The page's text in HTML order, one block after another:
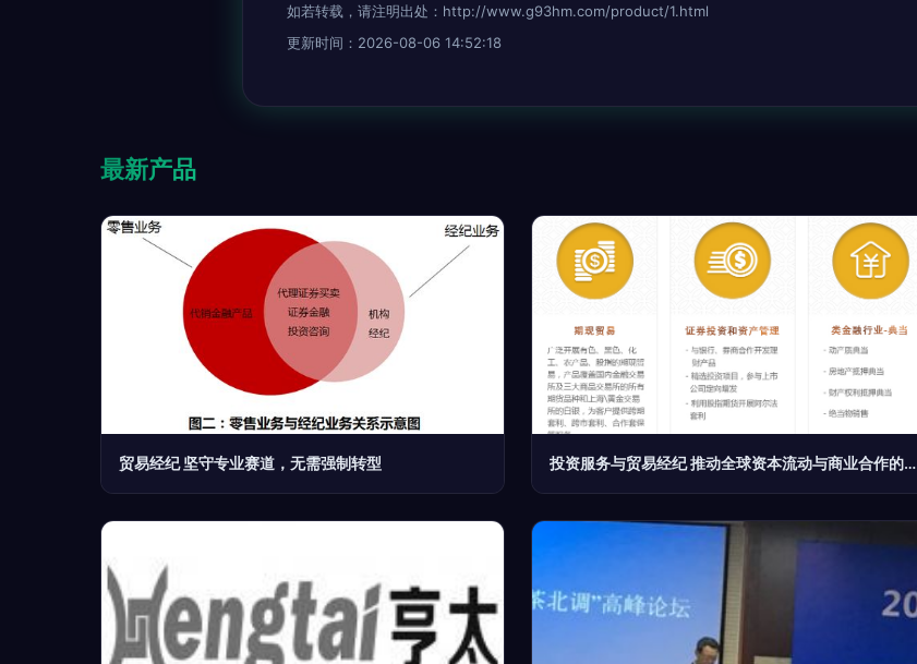
如若转载，请注明出处：http://www.g93hm.com/product/1.html
更新时间：2026-08-06 14:52:18
最新产品
贸易经纪 坚守专业赛道，无需强制转型 投资服务与贸易经纪 推动全球资本流动与商业合作的双引擎